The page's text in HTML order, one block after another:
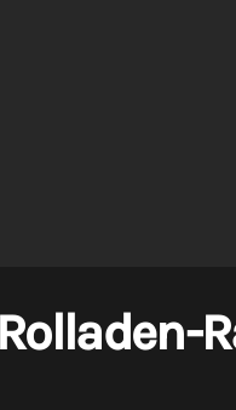
Rolladen-